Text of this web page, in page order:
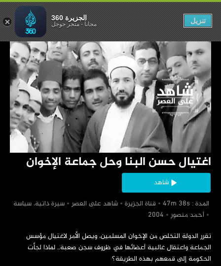
‏اغتيال حسن البنا وحل جماعة الإخوان
شاهد
‏ المدة : 47m 38s
‏قناة الجزيرة ‏شاهد على العصر
‏سيرة ذاتية، سياسة
‏أحمد منصور
الحكومة إلى قمعهم بهذه الطريقة؟
جماعة الإخوان
الجزيرة 360
مجاناً-متجر جوجل تنزيل